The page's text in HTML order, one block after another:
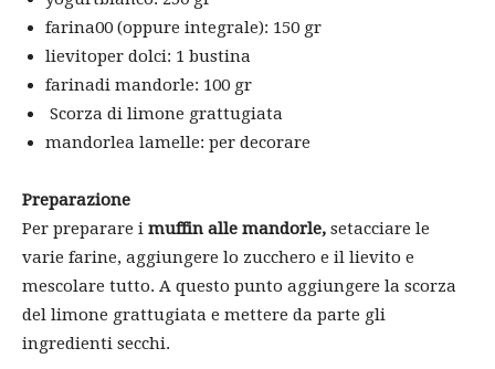
farina00 (oppure integrale): 150 gr
lievitoper dolci: 1 bustina
farinadi mandorle: 100 gr
Scorza di limone grattugiata
mandorlea lamelle: per decorare
Preparazione
Per preparare i muffin alle mandorle, setacciare le
varie farine, aggiungere lo zucchero e il lievito e
mescolare tutto. A questo punto aggiungere la scorza
del limone grattugiata e mettere da parte gli
ingredienti secchi.